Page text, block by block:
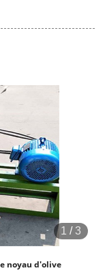
première 2.
1 /3
noyau d'olive